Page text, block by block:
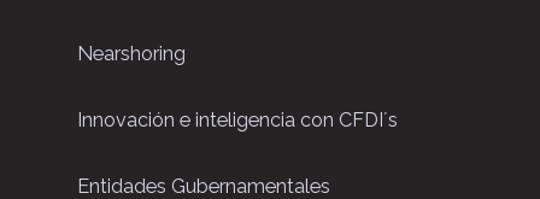
Nearshoring
Innovación e inteligencia con CFDI´s
Entidades Gubernamentales